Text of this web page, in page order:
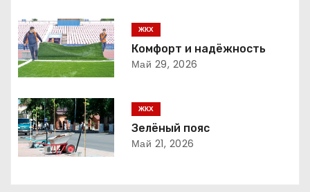
ц
и
я
п
о
з
ЖКХ
Комфорт и надёжность
Май 29, 2026
ЖКХ
Зелёный пояс
Май 21, 2026